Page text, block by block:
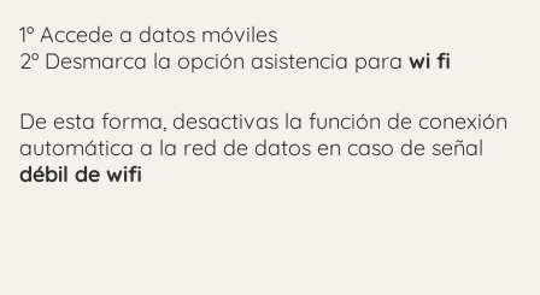
1º Accede a datos móviles
2º Desmarca la opción asistencia para wi fi
De esta forma, desactivas la función de conexión
automática a la red de datos en caso de señal
débil de wifi